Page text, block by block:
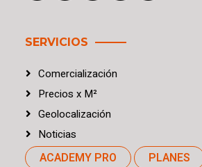
SERVICIOS
Comercialización
Precios x M²
Geolocalización
Noticias
ACADEMY PRO PLANES